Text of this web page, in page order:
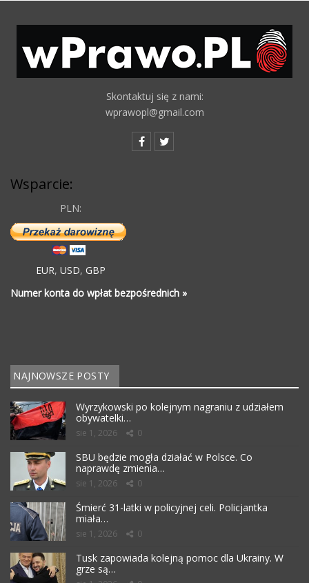
Skontaktuj się z nami:
wprawopl@gmail.com
Wsparcie:
PLN:
EUR, USD, GBP
Numer konta do wpłat bezpośrednich »
NAJNOWSZE POSTY
Wyrzykowski po kolejnym nagraniu z udziałem
obywatelki…
sie 1, 2026 0
SBU będzie mogła działać w Polsce. Co
naprawdę zmienia…
sie 1, 2026 0
Śmierć 31-latki w policyjnej celi. Policjantka
miała…
sie 1, 2026 0
Tusk zapowiada kolejną pomoc dla Ukrainy. W
grze są…